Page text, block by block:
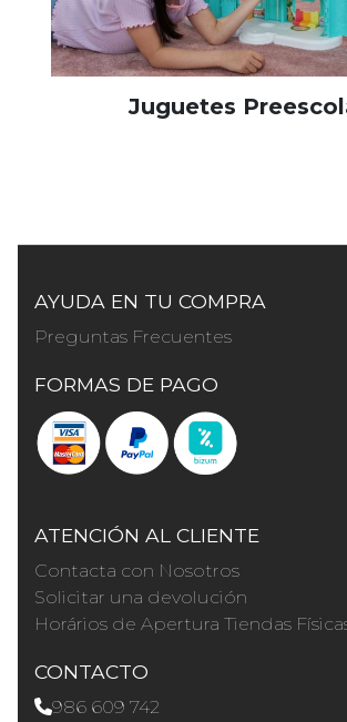
Juguetes
AYUDA EN TU COMPRA
Preguntas Frecuentes
FORMAS DE PAGO
ATENCIÓN AL CLIENTE
Contacta con Nosotros
Solicitar una devolución
Horários de Apertura Tiendas
CONTACTO
986 609 742